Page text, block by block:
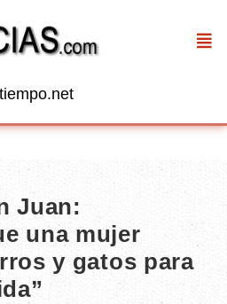
Juan:
una mujer
y gatos para